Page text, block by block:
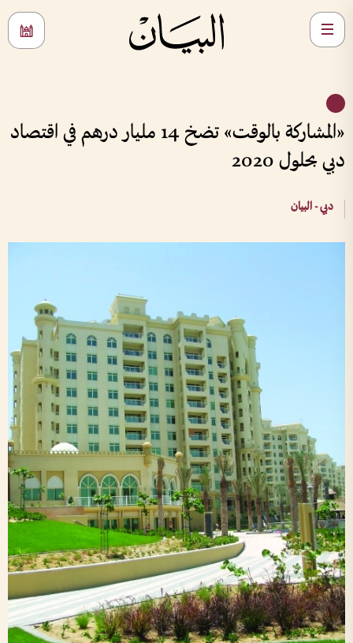
«المشاركة بالوقت» تضخ 14 مليار درهم في اقتصاد
دبي بحلول 2020
دبي - البيان